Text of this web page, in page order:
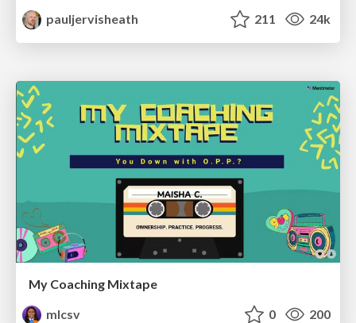
pauljervisheath
211 24k
My Coaching Mixtape
mlcsv
0 200